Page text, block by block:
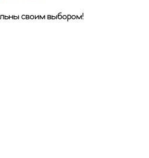
своим выбором!